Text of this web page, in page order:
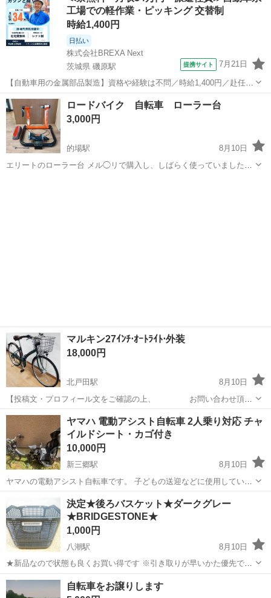
工場での軽作業・ピッキング 交替制
時給1,400円
日払い
株式会社BREXA Next
茨城県 磯原駅
提携サイト 7月21日
【自動車用の金属部品製造】資格や経験は不問／時給1,400円／赴任旅
費会社負担／正社員登用のチャンスあり／食堂利用可能／マイカー通
勤OK《茨城県茨城市》 人気の工場のお仕事 ◇トラックの金属部品の
製造◇ ★トラックの金属...
茨城 北茨城市 磯原駅 その他
ロードバイク 自転車 ローラー台
3,000円
的場駅
8月10日
エリートのローラー台 メル◯リで購入し、しばらく使っていましたが
マルキン27ｲﾝﾁ⋅ｵｰﾄﾗｲﾄ⋅外装
18,000円
北戸田駅
8月10日
【投稿文・プロフィール文をご確認の上、 お問い合わせ頂け
れば幸いです。】 【投稿文に重複する質問・冷やかしには
お答えしかねます。】 メーカー：marukin カラ
ー：グリーン タイヤサイ...
埼玉 蕨市 北戸田駅
ヤマハ 電動アシスト自転車 2人乗り対応 チャ
イルドシート・カゴ付き
10,000円
新三郷駅
8月10日
ヤマハの電動アシスト自転車です。 子どもの送迎などに使用していま
したが、使用しなくなったため出品します。 ・YAMAHA 電動アシス
ト自転車 ・バッテリー 12.3Ah ・バッテリー充電機あり ・前後チャイ
ルドシート付き ...
三郷市 新三郷駅 電動アシスト自転車
決定★後ろバスケット★ダークグレー
★BRIDGESTONE★
1,000円
八潮駅
8月10日
★新品なので状態も良くお買い得です ※引き取りが早いかた優先で
す。 ※あさひ自転車で(３０８０円税込)で販売されてる商品です。
埼玉 三郷市 八潮駅 その他 BRIDGESTONE
自転車をお譲りします